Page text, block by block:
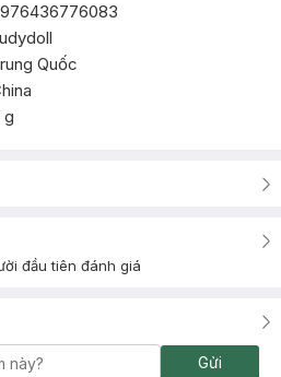
Quốc
g
đầu tiên đánh giá
Gửi